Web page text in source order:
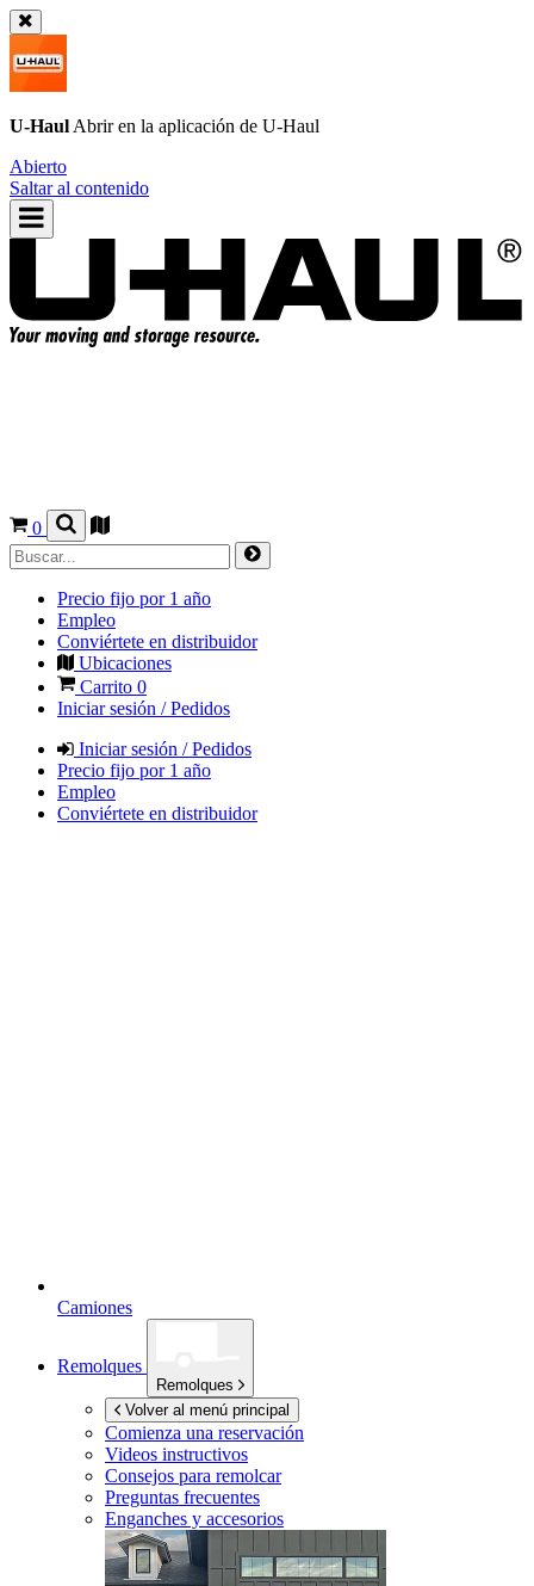
U-Haul Abrir en la aplicación de U-Haul
Abierto
Saltar al contenido
0
Precio fijo por 1 año
Empleo
Conviértete en distribuidor
Ubicaciones
Carrito 0
Iniciar sesión / Pedidos
Iniciar sesión / Pedidos
Precio fijo por 1 año
Empleo
Conviértete en distribuidor
Camiones
Remolques
Remolques
Volver al menú principal
Comienza una reservación
Videos instructivos
Consejos para remolcar
Preguntas frecuentes
Enganches y accesorios